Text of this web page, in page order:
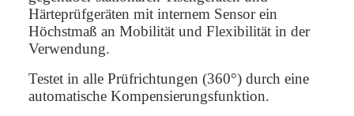
Härteprüfgeräten mit internem Sensor ein
Höchstmaß an Mobilität und Flexibilität in der
Verwendung.
Testet in alle Prüfrichtungen (360°) durch eine
automatische Kompensierungsfunktion.